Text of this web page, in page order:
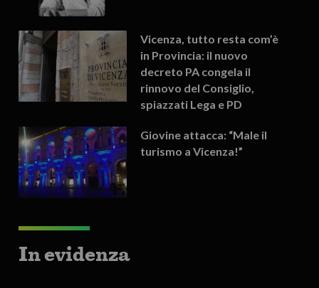
Vicenza, tutto resta com’è
in Provincia: il nuovo
decreto PA congela il
rinnovo del Consiglio,
spiazzati Lega e PD
Giovine attacca: “Male il
turismo a Vicenza!”
In evidenza